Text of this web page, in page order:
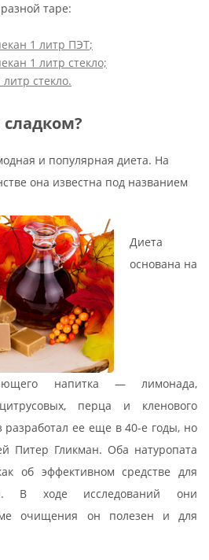
таре:
1 литр ПЭТ;
1 литр стекло;
стекло.
сладком?
и популярная диета. На
она известна под названием
Диета
основана на
напитка — лимонада,
перца и кленового
разработал ее еще в 40-е годы, но
Питер Гликман. Оба натуропата
об эффективном средстве для
В ходе исследований они
очищения он полезен и для